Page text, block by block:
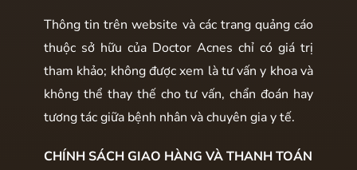
Thông tin trên website và các trang quảng cáo
thuộc sở hữu của Doctor Acnes chỉ có giá trị
tham khảo; không được xem là tư vấn y khoa và
không thể thay thế cho tư vấn, chẩn đoán hay
tương tác giữa bệnh nhân và chuyên gia y tế.
CHÍNH SÁCH GIAO HÀNG VÀ THANH TOÁN